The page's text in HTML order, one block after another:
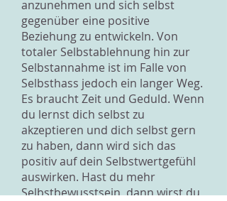
anzunehmen und sich selbst
gegenüber eine positive
Beziehung zu entwickeln. Von
totaler Selbstablehnung hin zur
Selbstannahme ist im Falle von
Selbsthass jedoch ein langer Weg.
Es braucht Zeit und Geduld. Wenn
du lernst dich selbst zu
akzeptieren und dich selbst gern
zu haben, dann wird sich das
positiv auf dein Selbstwertgefühl
auswirken. Hast du mehr
Selbstbewusstsein, dann wirst du